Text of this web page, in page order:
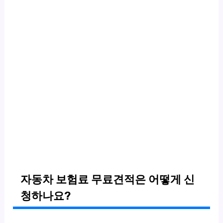
자동차 보험료 무료견적은 어떻게 신
청하나요?